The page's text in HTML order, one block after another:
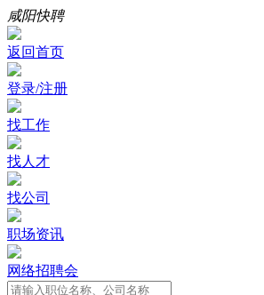
咸阳快聘
返回首页
登录/注册
找工作
找人才
找公司
职场资讯
网络招聘会